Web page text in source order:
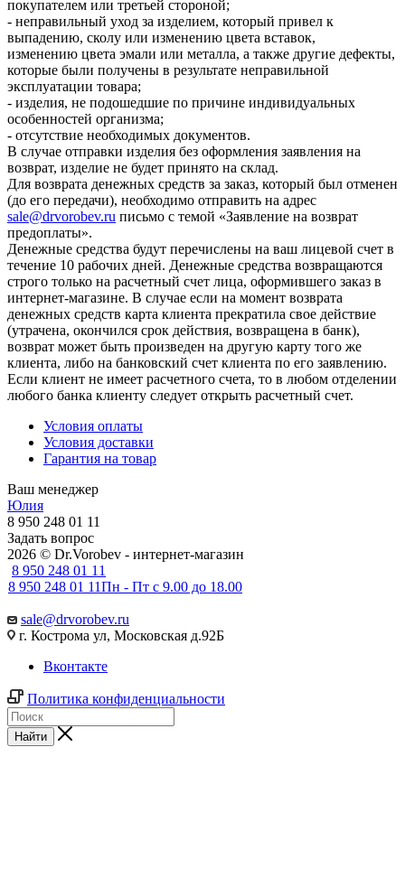
покупателем или третьей стороной;
- неправильный уход за изделием, который привел к
выпадению, сколу или изменению цвета вставок,
изменению цвета эмали или металла, а также другие дефекты,
которые были получены в результате неправильной
эксплуатации товара;
- изделия, не подошедшие по причине индивидуальных
особенностей организма;
- отсутствие необходимых документов.
В случае отправки изделия без оформления заявления на
возврат, изделие не будет принято на склад.
Для возврата денежных средств за заказ, который был отменен
(до его передачи), необходимо отправить на адрес
sale@drvorobev.ru письмо с темой «Заявление на возврат
предоплаты».
Денежные средства будут перечислены на ваш лицевой счет в
течение 10 рабочих дней. Денежные средства возвращаются
строго только на расчетный счет лица, оформившего заказ в
интернет-магазине. В случае если на момент возврата
денежных средств карта клиента прекратила свое действие
(утрачена, окончился срок действия, возвращена в банк),
возврат может быть произведен на другую карту того же
клиента, либо на банковский счет клиента по его заявлению.
Если клиент не имеет расчетного счета, то в любом отделении
любого банка клиенту следует открыть расчетный счет.
Условия оплаты
Условия доставки
Гарантия на товар
Ваш менеджер
Юлия
8 950 248 01 11
Задать вопрос
2026 © Dr.Vorobev - интернет-магазин
8 950 248 01 11
8 950 248 01 11Пн - Пт с 9.00 до 18.00
sale@drvorobev.ru
г. Кострома ул, Московская д.92Б
Вконтакте
Политика конфиденциальности
Найти